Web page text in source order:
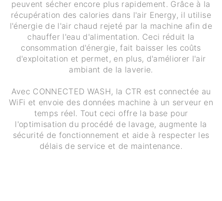
peuvent sécher encore plus rapidement. Grâce à la
récupération des calories dans l'air Energy, il utilise
l'énergie de l'air chaud rejeté par la machine afin de
chauffer l'eau d'alimentation. Ceci réduit la
consommation d'énergie, fait baisser les coûts
d'exploitation et permet, en plus, d'améliorer l'air
ambiant de la laverie.
Avec CONNECTED WASH, la CTR est connectée au
WiFi et envoie des données machine à un serveur en
temps réel. Tout ceci offre la base pour
l'optimisation du procédé de lavage, augmente la
sécurité de fonctionnement et aide à respecter les
délais de service et de maintenance.